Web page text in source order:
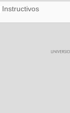
Instructivos